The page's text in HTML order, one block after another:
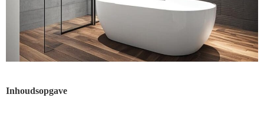
Inhoudsopgave